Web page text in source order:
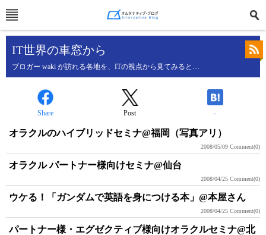
IT世界の車窓から
ブロガー waki が訪れる各地を、ITの視点から見てみると…
Share Post -
オラクルのハイブリッドセミナ@福岡（写真アリ）
2008/05/09 Comment(0)
オラクル パートナー様向けセミナ@仙台
2008/04/25 Comment(0)
ウケる！「ガンダムで英語を身につける本」@本屋さん
2008/04/25 Comment(0)
パートナー様・エグゼクティブ様向けオラクルセミナ@北